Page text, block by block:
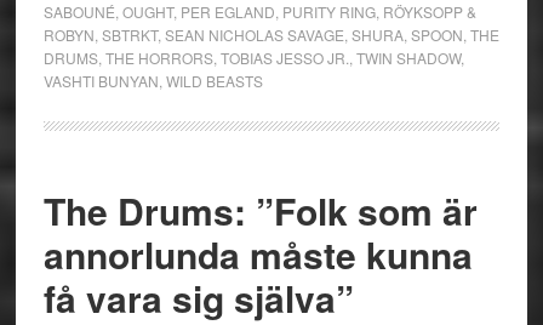
SABOUNÉ OUGHT, PER EGLAND PURITY RING, RÖYKSOPP &
ROBYN SBTRKT, SEAN NICHOLAS SAVAGE SHURA, SPOON THE
DRUMS, THE HORRORS, TOBIAS JESSO JR. TWIN SHADOW,
VASHTI BUNYAN WILD BEASTS
The Drums: ”Folk som är
annorlunda måste kunna
få vara sig själva”